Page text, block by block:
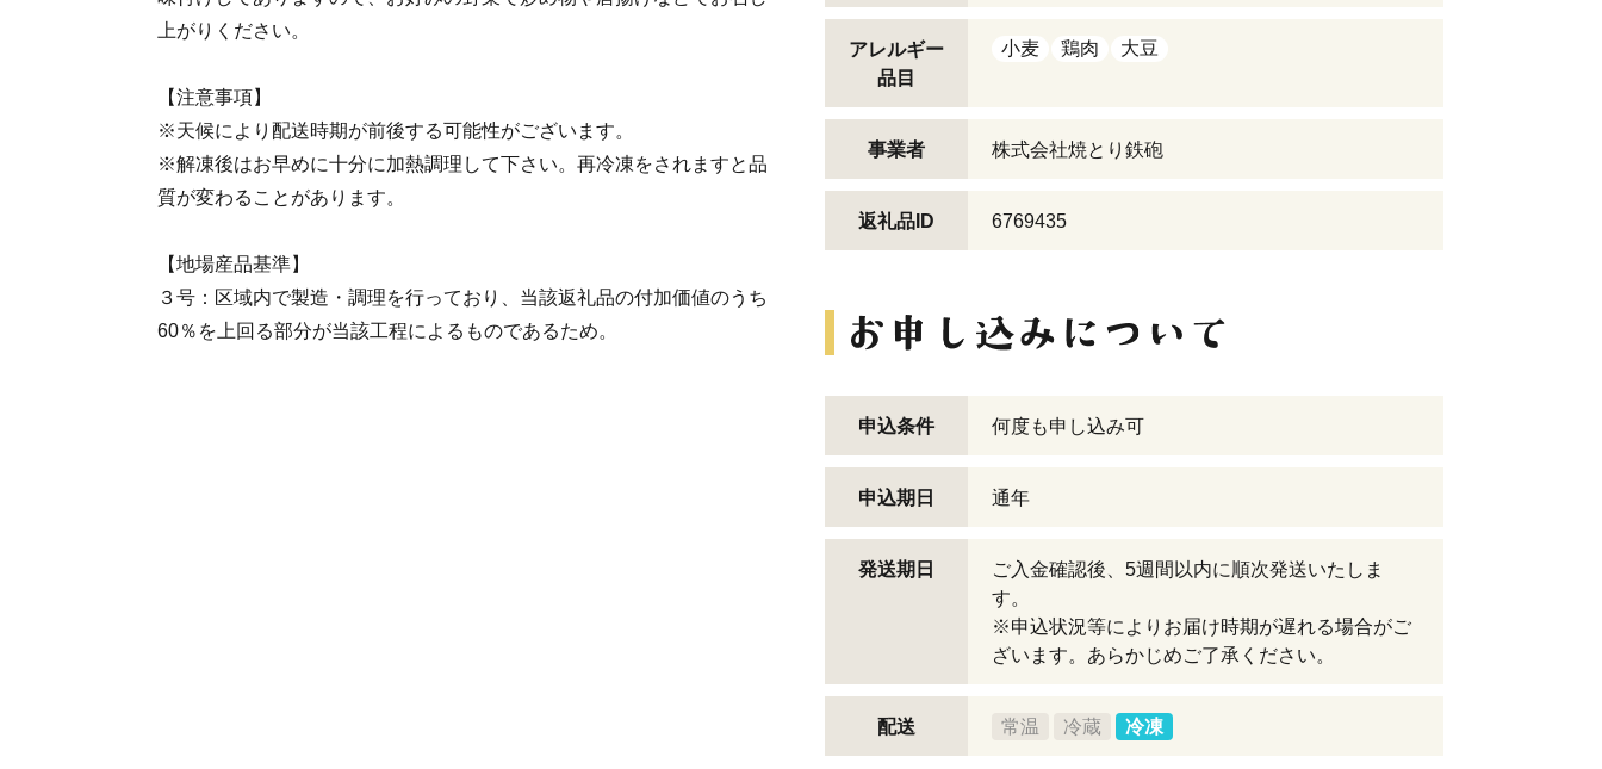
上がりください。
【注意事項】
※天候により配送時期が前後する可能性がございます。
※解凍後はお早めに十分に加熱調理して下さい。再冷凍をされますと品
質が変わることがあります。
【地場産品基準】
３号：区域内で製造・調理を行っており、当該返礼品の付加価値のうち
60％を上回る部分が当該工程によるものであるため。
アレルギー
品目
小麦 鶏肉 大豆
事業者 株式会社焼とり鉄砲
返礼品ID 6769435
申込条件 何度も申し込み可
申込期日 通年
発送期日
ご入金確認後、5週間以内に順次発送いたしま
す。
※申込状況等によりお届け時期が遅れる場合がご
ざいます。あらかじめご了承ください。
配送 常温 冷蔵 冷凍